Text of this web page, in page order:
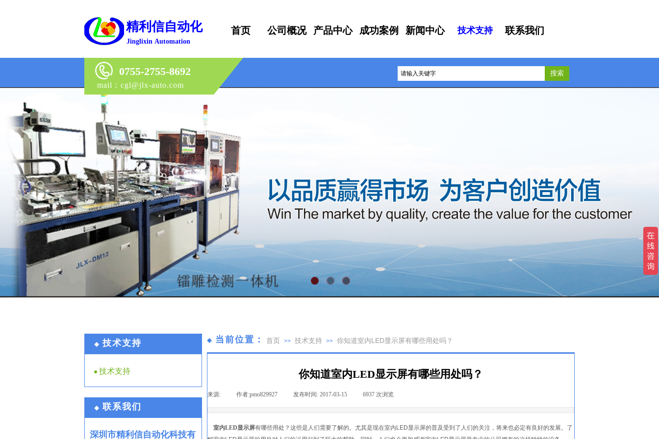
首页 公司概况 产品中心 成功案例 新闻中心 技术支持 联系我们
精利信自动化
Jinglixin Automation
搜索
0755-2755-8692
mail：cgl@jlx-auto.com
当前位置： 首页 >> 技术支持 >> 你知道室内LED显示屏有哪些用处吗？
技术支持
技术支持 你知道室内LED显示屏有哪些用处吗？
来源: 作者:pmo829927 发布时间: 2017-03-15 6937 次浏览
室内LED显示屏有哪些用处？这些是人们需要了解的。尤其是现在室内LED显示屏的普及受到了人们的关注，将来也必定有良好的发展。了
联系我们
深圳市精利信自动化科技有